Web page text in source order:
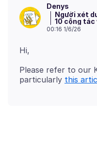
Denys
Người xét
10 cộng tác
00:16 1/6/26
Please refer to our
particularly this